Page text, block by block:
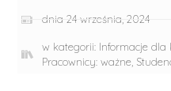
dnia 24 września, 2024
w kategorii: Informacje
Pracownicy: ważne,